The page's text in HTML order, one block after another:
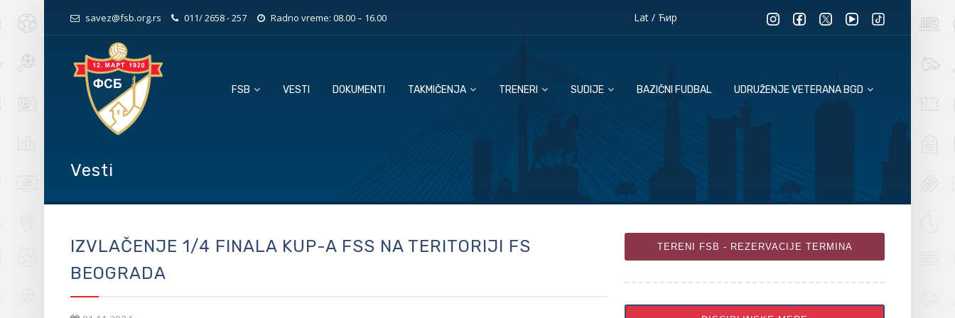
savez@fsb.org.rs 011/ 2658 - 257 Radno vreme: 08.00 – 16.00 Lat/ Ћир
FSB VESTI DOKUMENTI TAKMIČENJA TRENERI SUDIJE BAZIČNI FUDBAL UDRUŽENJE VETERANA BGD
Vesti
IZVLAČENJE 1/4 FINALA KUP-A FSS NA TERITORIJI FS
BEOGRADA
TERENI FSB - REZERVACIJE TERMINA